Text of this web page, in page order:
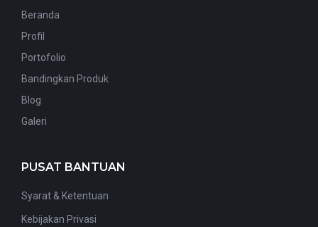
Beranda
Profil
Portofolio
Bandingkan Produk
Blog
Galeri
PUSAT BANTUAN
Syarat & Ketentuan
Kebijakan Privasi